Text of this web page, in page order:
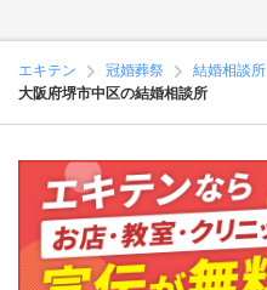
エキテン 冠婚葬祭 結婚相談所
大阪府堺市中区の結婚相談所